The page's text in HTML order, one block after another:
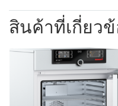
สินค้าที่เกี่ยวข้